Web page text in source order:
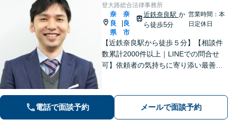
登大路総合法律事務所
奈
良
県
奈
良
市
近鉄奈良駅 か
ら徒歩5分
営業時間：本
日定休日
【近鉄奈良駅から徒歩５分】【相談件
数累計2000件以上｜LINEでの問合せ
可】依頼者の気持ちに寄り添い最善の
ン法律相談可能】
電話で面談予約 メールで面談予約